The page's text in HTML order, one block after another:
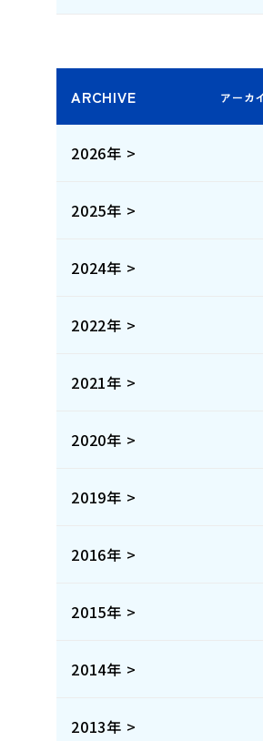
ARCHIVE
2026年 >
2025年 >
2024年 >
2022年 >
2021年 >
2020年 >
2019年 >
2016年 >
2015年 >
2014年 >
2013年 >